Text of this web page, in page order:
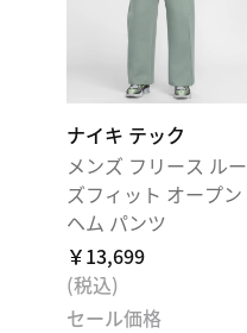
ナイキ テック
メンズ フリース ルー
ズフィット オープン
ヘム パンツ
￥13,699
(税込)
セール価格